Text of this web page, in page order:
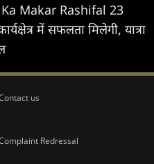
Makar Rashifal 23
में सफलता मिलेगी, यात्रा
us
Redressal